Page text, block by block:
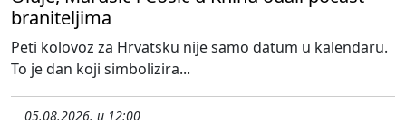
braniteljima
Peti kolovoz za Hrvatsku nije samo datum u kalendaru.
To je dan koji simbolizira...
05.08.2026. u 12:00